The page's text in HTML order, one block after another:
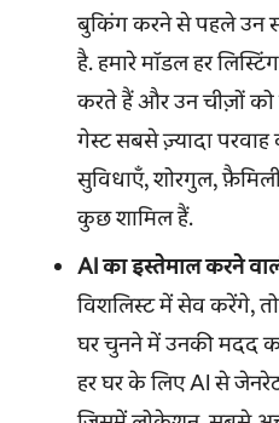
बुकिंग करने से पहले उन
है. हमारे मॉडल हर
करते हैं और उन चीज़ों को
गेस्ट सबसे ज़्यादा
सुविधाएँ, शोरगुल,
कुछ शामिल हैं.
AI का इस्तेमाल करने
विशलिस्ट में सेव करेंगे,
घर चुनने में उनकी मदद
हर घर के लिए AI से